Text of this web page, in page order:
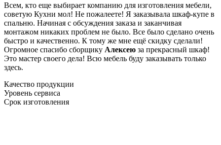
Всем, кто еще выбирает компанию для изготовления мебели,
советую Кухни мол! Не пожалеете! Я заказывала шкаф-купе в
спальню. Начиная с обсуждения заказа и заканчивая
монтажом никаких проблем не было. Все было сделано очень
быстро и качественно. К тому же мне ещё скидку сделали!
Огромное спасибо сборщику Алексею за прекрасный шкаф!
Это мастер своего дела! Всю мебель буду заказывать только
здесь.
Качество продукции
Уровень сервиса
Срок изготовления